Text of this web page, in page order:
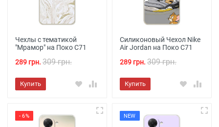
Чехлы с тематикой
"Мрамор" на Поко С71
289 грн. 309 грн.
Купить
Силиконовый Чехол Nike
Air Jordan на Поко С71
289 грн. 309 грн.
Купить
- 6% NEW